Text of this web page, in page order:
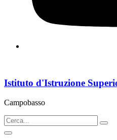
Istituto d'Istruzione
Campobasso